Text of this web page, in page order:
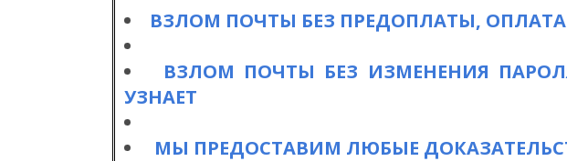
ВЗЛОМ ПОЧТЫ БЕЗ ПРЕДОПЛАТЫ,
ВЗЛОМ ПОЧТЫ БЕЗ ИЗМЕНЕНИЯ
УЗНАЕТ
МЫ ПРЕДОСТАВИМ ЛЮБЫЕ